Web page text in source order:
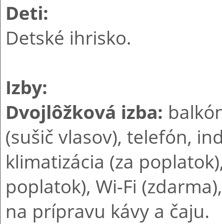
Deti:
Detské ihrisko.
Izby:
Dvojlôžková izba:
(sušič vlasov), telefón,
klimatizácia (za
poplatok), Wi-Fi
na prípravu kávy a čaju.